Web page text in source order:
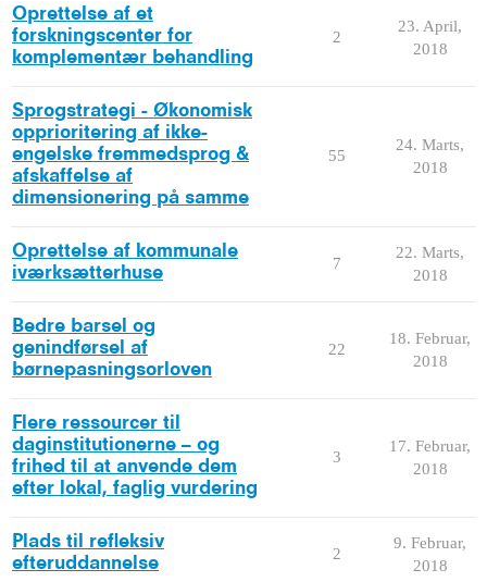
Oprettelse af et
forskningscenter for
komplementær behandling
2
23. April,
2018
Sprogstrategi - Økonomisk
opprioritering af ikke-
engelske fremmedsprog &
afskaffelse af
dimensionering på samme
55
24. Marts,
2018
Oprettelse af kommunale
iværksætterhuse
7
22. Marts,
2018
Bedre barsel og
genindførsel af
børnepasningsorloven
22
18. Februar,
2018
Flere ressourcer til
daginstitutionerne – og
frihed til at anvende dem
efter lokal, faglig vurdering
3
17. Februar,
2018
Plads til refleksiv
efteruddannelse
2
9. Februar,
2018